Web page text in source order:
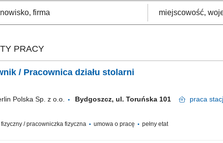
PRACY
/ Pracownica działu stolarni
Polska Sp. z o.o. Bydgoszcz, ul. Toruńska 101 praca
/ pracowniczka fizyczna umowa o pracę pełny etat